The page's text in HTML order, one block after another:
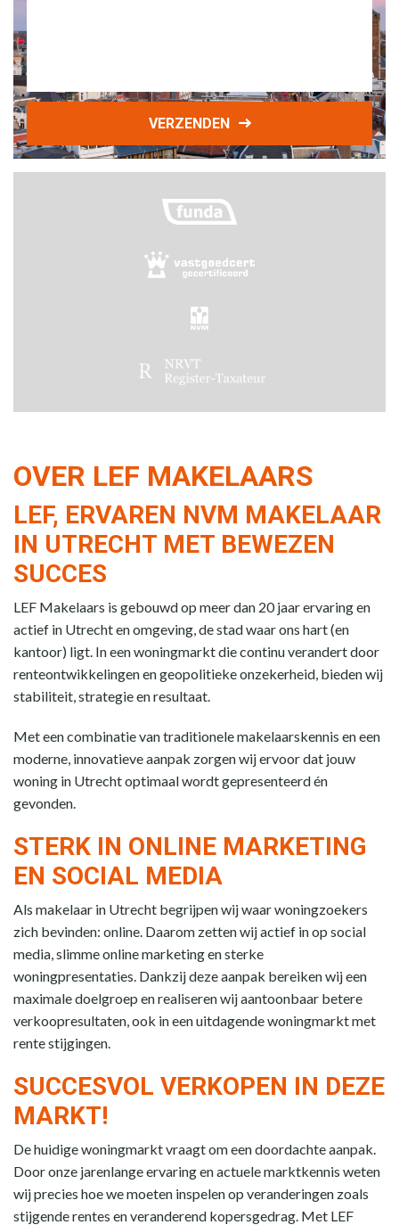
VERZENDEN
OVER LEF MAKELAARS
LEF, ERVAREN NVM MAKELAAR
IN UTRECHT MET BEWEZEN
SUCCES
LEF Makelaars is gebouwd op meer dan 20 jaar ervaring en
actief in Utrecht en omgeving, de stad waar ons hart (en
kantoor) ligt. In een woningmarkt die continu verandert door
renteontwikkelingen en geopolitieke onzekerheid, bieden wij
stabiliteit, strategie en resultaat.
Met een combinatie van traditionele makelaarskennis en een
moderne, innovatieve aanpak zorgen wij ervoor dat jouw
woning in Utrecht optimaal wordt gepresenteerd én
gevonden.
STERK IN ONLINE MARKETING
EN SOCIAL MEDIA
Als makelaar in Utrecht begrijpen wij waar woningzoekers
zich bevinden: online. Daarom zetten wij actief in op social
media, slimme online marketing en sterke
woningpresentaties. Dankzij deze aanpak bereiken wij een
maximale doelgroep en realiseren wij aantoonbaar betere
verkoopresultaten, ook in een uitdagende woningmarkt met
rente stijgingen.
SUCCESVOL VERKOPEN IN DEZE
MARKT!
De huidige woningmarkt vraagt om een doordachte aanpak.
Door onze jarenlange ervaring en actuele marktkennis weten
wij precies hoe we moeten inspelen op veranderingen zoals
stijgende rentes en veranderend kopersgedrag. Met LEF